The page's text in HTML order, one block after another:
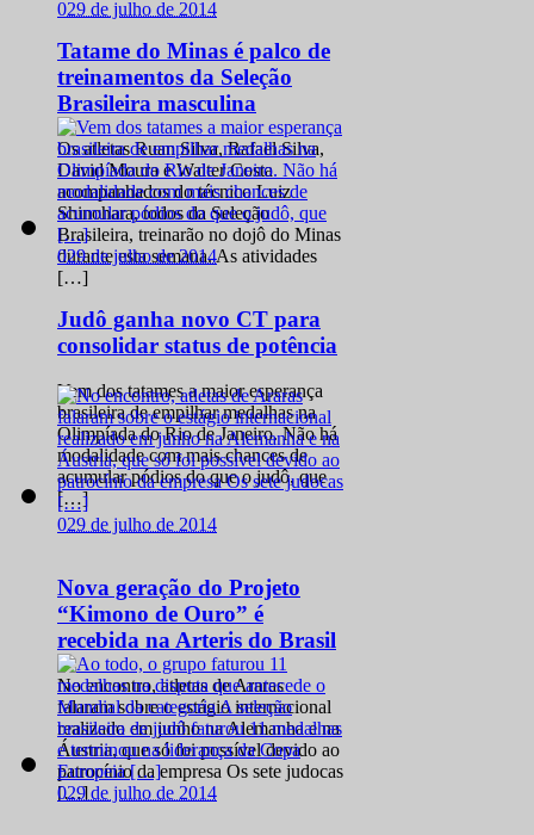
029 de julho de 2014
Tatame do Minas é palco de
treinamentos da Seleção
Brasileira masculina
Os atletas Ruan Silva, Rafael Silva,
David Moura e Walter Costa
acompanhados do técnico Luiz
Shinohara, todos da Seleção
Brasileira, treinarão no dojô do Minas
durante esta semana. As atividades
[…]
029 de julho de 2014
Judô ganha novo CT para
consolidar status de potência
Vem dos tatames a maior esperança
brasileira de empilhar medalhas na
Olimpíada do Rio de Janeiro. Não há
modalidade com mais chances de
acumular pódios do que o judô, que
[…]
029 de julho de 2014
Nova geração do Projeto
“Kimono de Ouro” é
recebida na Arteris do Brasil
No encontro, atletas de Araras
falaram sobre o estágio internacional
realizado em junho na Alemanha e na
Áustria, que só foi possível devido ao
patrocínio da empresa Os sete judocas
[…]
029 de julho de 2014